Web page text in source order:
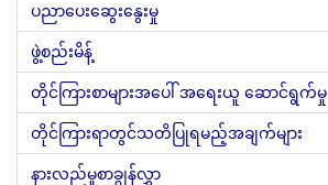
ပညာပေးဆွေးနွေးမှု
ဖွဲ့စည်းမိန့်
တိုင်ကြားစာများအပေါ် အရေးယူ ဆောင်ရွက်မှု
တိုင်ကြားရာတွင်သတိပြုရမည့်အချက်များ
နားလည်မှုစာချွန်လွှာ